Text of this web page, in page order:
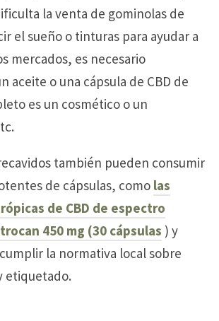
la venta de gominolas de
el sueño o tinturas para ayudar a
mercados, es necesario
aceite o una cápsula de CBD de
es un cosmético o un
también pueden consumir
de cápsulas, como las
de CBD de espectro
450 mg (30 cápsulas ) y
la normativa local sobre
etiquetado.